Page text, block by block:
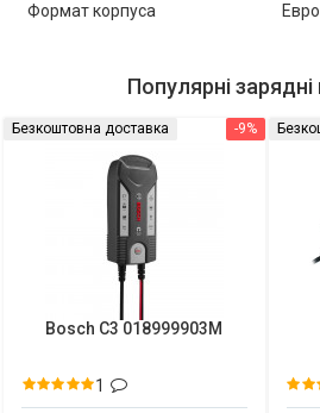
Формат корпуса Евро
Популярні зарядні
-9%
Безкоштовна доставка
Bosch C3 018999903M
1